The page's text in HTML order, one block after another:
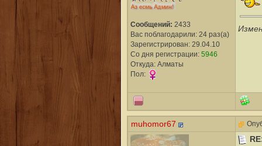
Сообщений: 2433
Вас поблагодарили: 24 раз(а)
Зарегистрирован: 29.04.10
Со дня регистрации: 5946
Откуда: Алматы
Пол:
muhomor67